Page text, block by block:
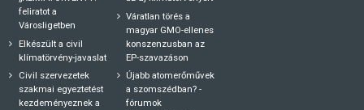
feliratot a
Városligetben
Elkészült a civil
klímatörvény-javaslat
Civil szervezetek
szakmai egyeztetést
kezdeményeznek a
Váratlan törés a
magyar GMO-ellenes
konszenzusban az
EP-szavazáson
Újabb atomerőművek
a szomszédban? -
fórumok